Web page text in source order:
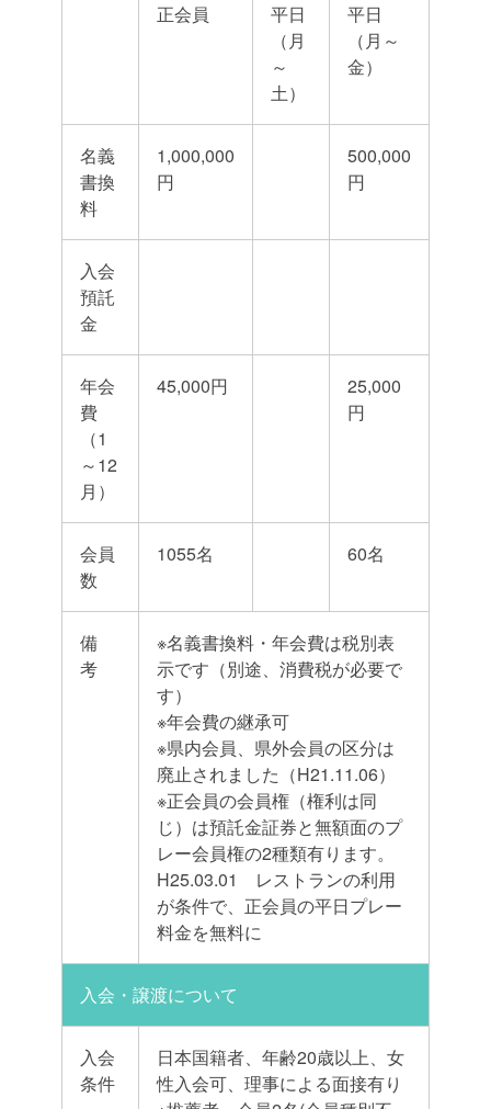
正会員
平日
（月
～
土）
平日
（月～
金）
名義
書換
料
1,000,000
円
500,000
円
入会
預託
金
年会
費
（1
～12
月）
45,000円
25,000
円
会員
数
1055名 60名
備
考
※名義書換料・年会費は税別表
示です（別途、消費税が必要で
す）
※年会費の継承可
※県内会員、県外会員の区分は
廃止されました（H21.11.06）
※正会員の会員権（権利は同
じ）は預託金証券と無額面のプ
レー会員権の2種類有ります。
H25.03.01 レストランの利用
が条件で、正会員の平日プレー
料金を無料に
入会・譲渡について
入会
条件
日本国籍者、年齢20歳以上、女
性入会可、理事による面接有り